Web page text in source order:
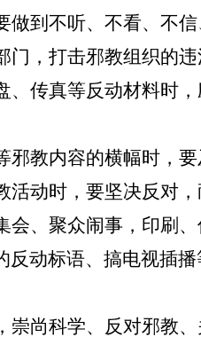
到不听、不看、不信
，打击邪教组织的违
、传真等反动材料时
教内容的横幅时，要
动时，要坚决反对，
、聚众闹事，印刷
动标语、搞电视插
， 崇尚科学、反对邪教